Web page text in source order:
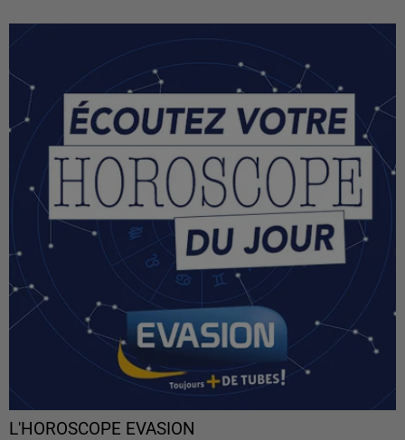
L'HOROSCOPE EVASION